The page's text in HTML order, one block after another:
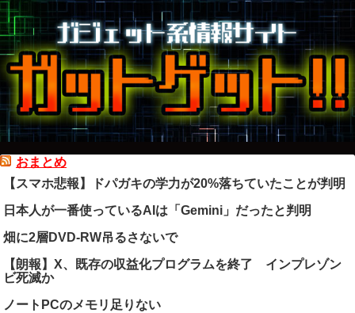
おまとめ
【スマホ悲報】ドパガキの学力が20%落ちていたことが判明
日本人が一番使っているAIは「Gemini」だったと判明
畑に2層DVD-RW吊るさないで
【朗報】X、既存の収益化プログラムを終了 インプレゾン
ビ死滅か
ノートPCのメモリ足りない